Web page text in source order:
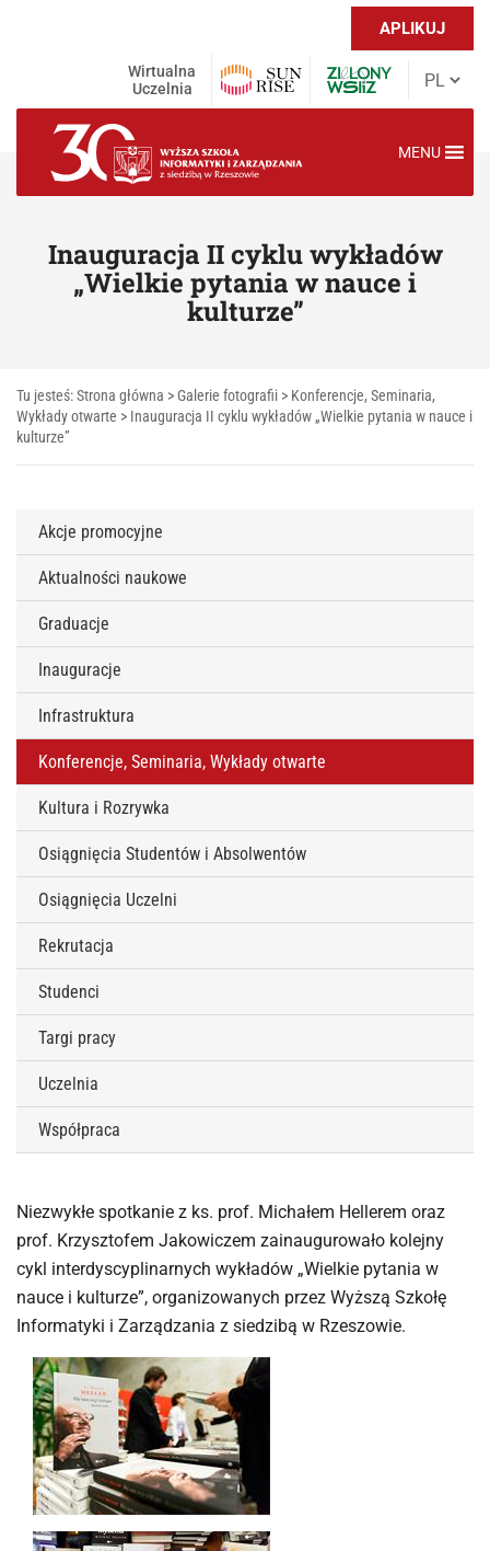
APLIKUJ
Wirtualna
Uczelnia
MENU
Inauguracja II cyklu wykładów
„Wielkie pytania w nauce i
kulturze”
Tu jesteś:Strona główna > Galerie fotografii > Konferencje, Seminaria,
Wykłady otwarte > Inauguracja II cyklu wykładów „Wielkie pytania w nauce i
kulturze”
Akcje promocyjne
Aktualności naukowe
Graduacje
Inauguracje
Infrastruktura
Konferencje, Seminaria, Wykłady otwarte
Kultura i Rozrywka
Osiągnięcia Studentów i Absolwentów
Osiągnięcia Uczelni
Rekrutacja
Studenci
Targi pracy
Uczelnia
Współpraca
Niezwykłe spotkanie z ks. prof. Michałem Hellerem oraz
prof. Krzysztofem Jakowiczem zainaugurowało kolejny
cykl interdyscyplinarnych wykładów „Wielkie pytania w
nauce i kulturze”, organizowanych przez Wyższą Szkołę
Informatyki i Zarządzania z siedzibą w Rzeszowie.